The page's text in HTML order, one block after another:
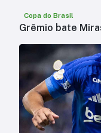
Copa do Brasil
Grêmio bate